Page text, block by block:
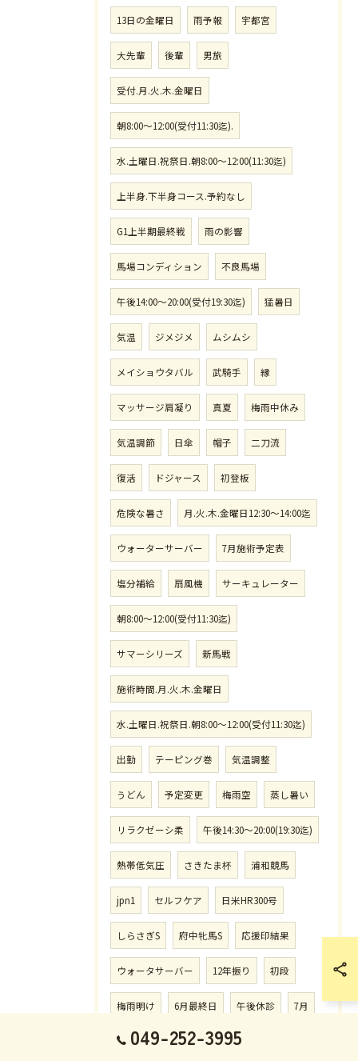
13日の金曜日 雨予報 宇都宮
大先輩 後輩 男旅
受付.月.火.木.金曜日
朝8:00〜12:00(受付11:30迄).
水.土曜日.祝祭日.朝8:00〜12:00(11:30迄)
上半身.下半身コース.予約なし
G1上半期最終戦 雨の影響
馬場コンディション 不良馬場
午後14:00〜20:00(受付19:30迄) 猛暑日
気温 ジメジメ ムシムシ
メイショウタバル 武騎手 縁
マッサージ肩凝り 真夏 梅雨中休み
気温調節 日傘 帽子 二刀流
復活 ドジャース 初登板
危険な暑さ 月.火.木.金曜日12:30〜14:00迄
ウォーターサーバー 7月施術予定表
塩分補給 扇風機 サーキュレーター
朝8:00〜12:00(受付11:30迄)
サマーシリーズ 新馬戦
施術時間.月.火.木.金曜日
水.土曜日.祝祭日.朝8:00〜12:00(受付11:30迄)
出勤 テーピング巻 気温調整
うどん 予定変更 梅雨空 蒸し暑い
リラクゼーシ柔 午後14:30〜20:00(19:30迄)
熱帯低気圧 さきたま杯 浦和競馬
jpn1 セルフケア 日米HR300号
しらさぎS 府中牝馬S 応援印結果
ウォータサーバー 12年振り 初段
梅雨明け 6月最終日 午後休診 7月
猛烈.殺烈.強烈 大井競馬場
049-252-3995